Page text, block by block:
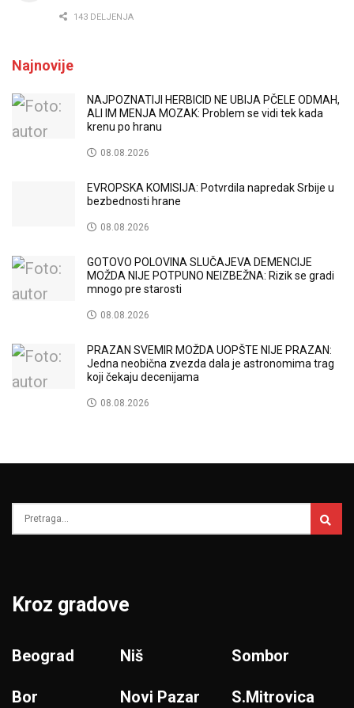
143 DELJENJA
Najnovije
NAJPOZNATIJI HERBICID NE UBIJA PČELE ODMAH,
ALI IM MENJA MOZAK: Problem se vidi tek kada
krenu po hranu
08.08.2026
EVROPSKA KOMISIJA: Potvrdila napredak Srbije u
bezbednosti hrane
08.08.2026
GOTOVO POLOVINA SLUČAJEVA DEMENCIJE
MOŽDA NIJE POTPUNO NEIZBEŽNA: Rizik se gradi
mnogo pre starosti
08.08.2026
PRAZAN SVEMIR MOŽDA UOPŠTE NIJE PRAZAN:
Jedna neobična zvezda dala je astronomima trag
koji čekaju decenijama
08.08.2026
Kroz gradove
Beograd
Bor
Niš
Novi Pazar
Sombor
S.Mitrovica